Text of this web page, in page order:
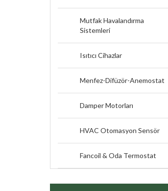
Mutfak Havalandırma
Sistemleri
Isıtıcı Cihazlar
Menfez-Difüzör-Anemostat
Damper Motorları
HVAC Otomasyon Sensör
Fancoil & Oda Termostat